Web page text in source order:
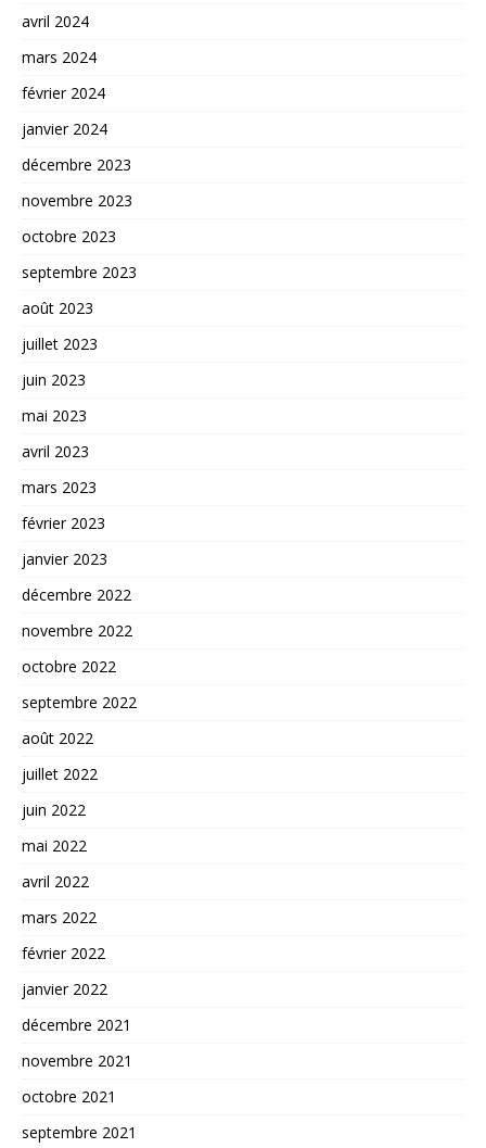
avril 2024
mars 2024
février 2024
janvier 2024
décembre 2023
novembre 2023
octobre 2023
septembre 2023
août 2023
juillet 2023
juin 2023
mai 2023
avril 2023
mars 2023
février 2023
janvier 2023
décembre 2022
novembre 2022
octobre 2022
septembre 2022
août 2022
juillet 2022
juin 2022
mai 2022
avril 2022
mars 2022
février 2022
janvier 2022
décembre 2021
novembre 2021
octobre 2021
septembre 2021